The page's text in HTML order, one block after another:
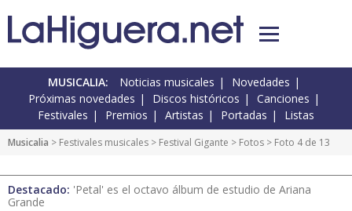
MUSICALIA: Noticias musicales
Novedades
Próximas novedades
Discos históricos
Canciones
Festivales
Premios Artistas Portadas Listas
Musicalia > Festivales musicales > Festival Gigante > Fotos > Foto 4 de 13
Destacado: 'Petal' es el octavo álbum de estudio de Ariana
Grande